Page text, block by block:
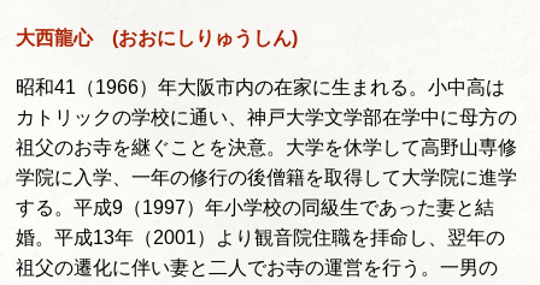
大西龍心 (おおにしりゅうしん)
昭和41（1966）年大阪市内の在家に生まれる。小中高は
カトリックの学校に通い、神戸大学文学部在学中に母方の
祖父のお寺を継ぐことを決意。大学を休学して高野山専修
学院に入学、一年の修行の後僧籍を取得して大学院に進学
する。平成9（1997）年小学校の同級生であった妻と結
婚。平成13年（2001）より観音院住職を拝命し、翌年の
祖父の遷化に伴い妻と二人でお寺の運営を行う。一男の